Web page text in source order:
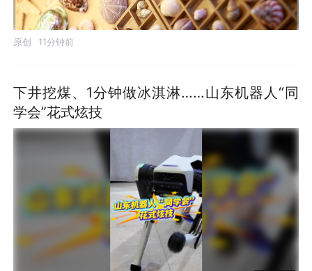
原创 11分钟前
下井挖煤、1分钟做冰淇淋……山东机器人“同
学会”花式炫技